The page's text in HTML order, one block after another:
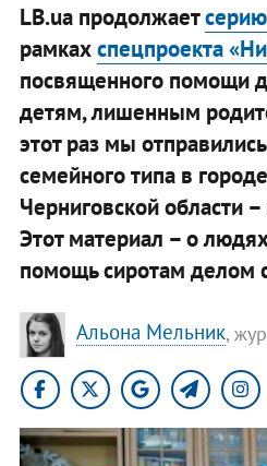
LB.ua продолжает
рамкахспецпроекта
посвященного помощи
детям, лишенным
этот раз мы
семейного типа в
Черниговской области
Этот материал – о
помощь сиротам делом
Альона Мельник,